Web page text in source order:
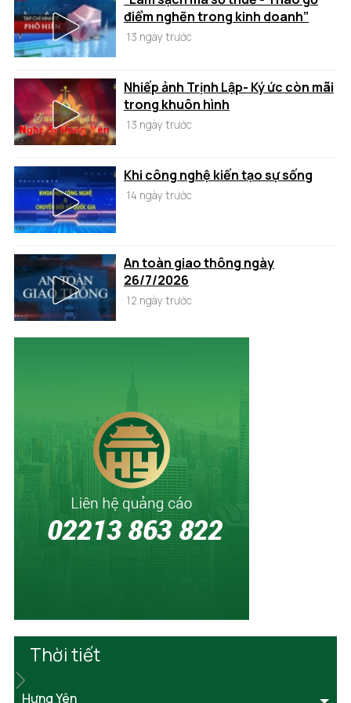
điểm nghẽn trong kinh doanh”
13 ngày trước
Nhiếp ảnh Trịnh Lập- Ký ức còn mãi
trong khuôn hình
13 ngày trước
Khi công nghệ kiến tạo sự sống
14 ngày trước
An toàn giao thông ngày
26/7/2026
12 ngày trước
Thời tiết
Hưng Yên